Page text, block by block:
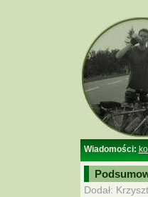
Wiadomości:
Dodał: